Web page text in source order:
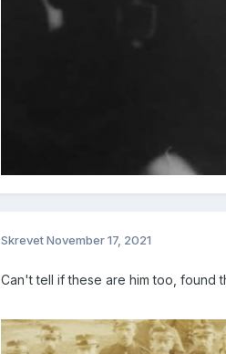
SkrevetNovember 17, 2021
Can't tell if these are him too, found